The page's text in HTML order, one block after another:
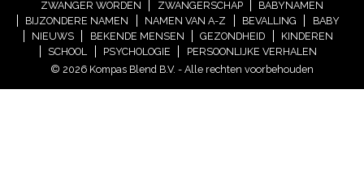
ZWANGER WORDEN ZWANGERSCHAP
BABYNAMEN
BIJZONDERE NAMEN
NAMEN VAN A-Z BEVALLING
BABY
NIEUWS
BEKENDE MENSEN GEZONDHEID
KINDEREN
SCHOOL
PSYCHOLOGIE
PERSOONLIJKE VERHALEN
© 2026 Kompas Blend B.V. - Alle rechten voorbehouden